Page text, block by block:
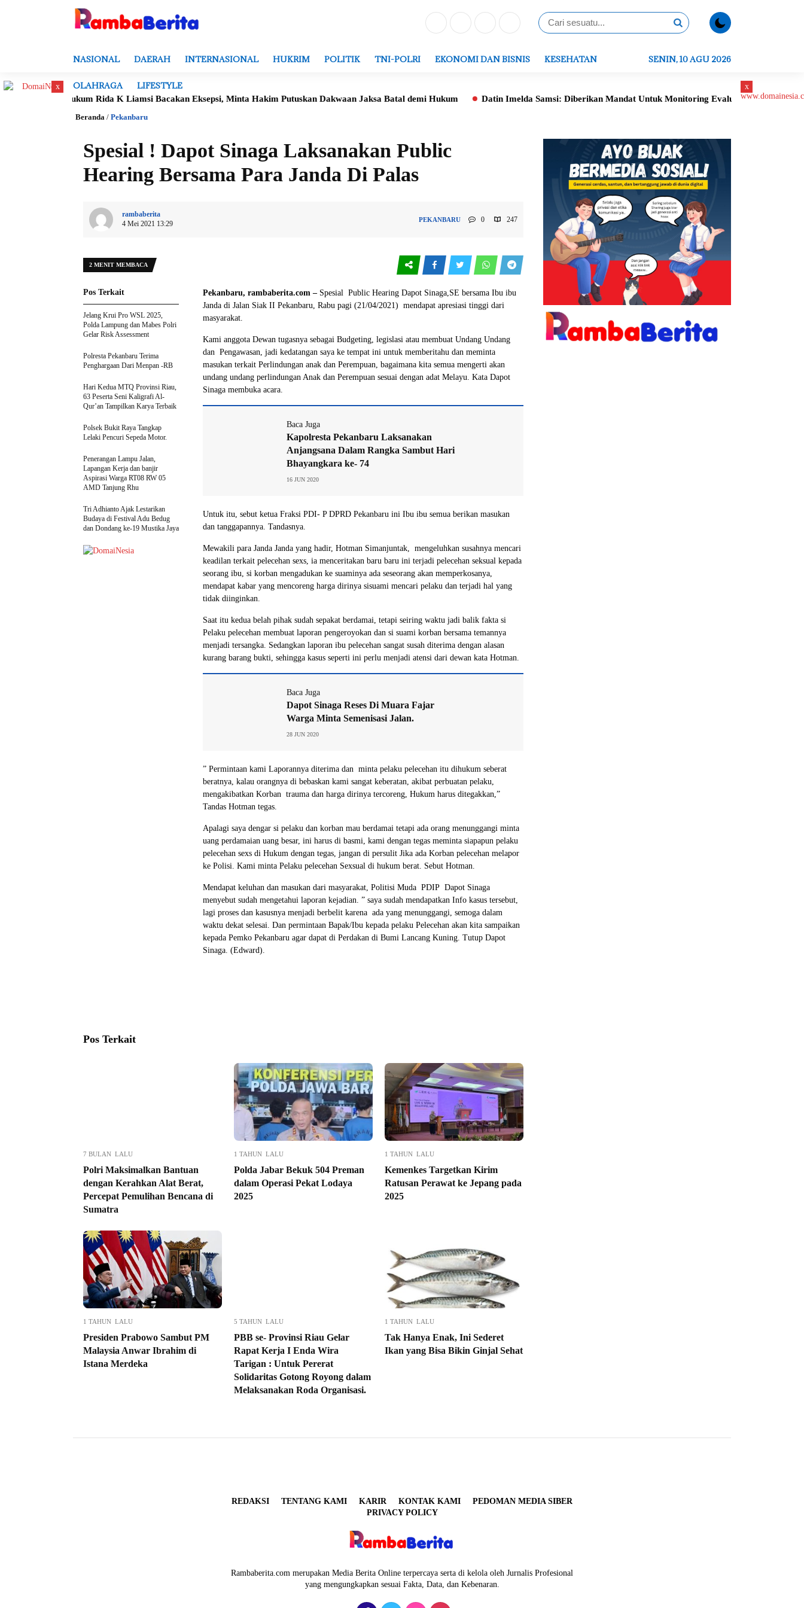
NASIONAL DAERAH INTERNASIONAL HUKRIM POLITIK TNI-POLRI EKONOMI DAN BISNIS KESEHATAN
OLAHRAGA LIFESTYLE
SENIN, 10 AGU 2026
Hukum Rida K Liamsi Bacakan Eksepsi, Minta Hakim Putuskan Dakwaan Jaksa Batal demi Hukum Datin Imelda Samsi: Diberikan Mandat Untuk Monitoring Evaluasi, Verifikasi Data Serta
Beranda / Pekanbaru
Spesial ! Dapot Sinaga Laksanakan Public
Hearing Bersama Para Janda Di Palas
rambaberita
4 Mei 2021 13:29
PEKANBARU 0 247
2 MENIT MEMBACA
Pekanbaru, rambaberita.com – Spesial Public Hearing Dapot Sinaga,SE bersama Ibu ibu
Janda di Jalan Siak II Pekanbaru, Rabu pagi (21/04/2021) mendapat apresiasi tinggi dari
masyarakat.
Kami anggota Dewan tugasnya sebagai Budgeting, legislasi atau membuat Undang Undang
dan Pengawasan, jadi kedatangan saya ke tempat ini untuk memberitahu dan meminta
masukan terkait Perlindungan anak dan Perempuan, bagaimana kita semua mengerti akan
undang undang perlindungan Anak dan Perempuan sesuai dengan adat Melayu. Kata Dapot
Sinaga membuka acara.
Baca Juga
Kapolresta Pekanbaru Laksanakan
Anjangsana Dalam Rangka Sambut Hari
Bhayangkara ke- 74
16 JUN 2020
Untuk itu, sebut ketua Fraksi PDI- P DPRD Pekanbaru ini Ibu ibu semua berikan masukan
dan tanggapannya. Tandasnya.
Mewakili para Janda Janda yang hadir, Hotman Simanjuntak, mengeluhkan susahnya mencari
keadilan terkait pelecehan sexs, ia menceritakan baru baru ini terjadi pelecehan seksual kepada
seorang ibu, si korban mengadukan ke suaminya ada seseorang akan memperkosanya,
mendapat kabar yang mencoreng harga dirinya sisuami mencari pelaku dan terjadi hal yang
tidak diinginkan.
Saat itu kedua belah pihak sudah sepakat berdamai, tetapi seiring waktu jadi balik fakta si
Pelaku pelecehan membuat laporan pengeroyokan dan si suami korban bersama temannya
menjadi tersangka. Sedangkan laporan ibu pelecehan sangat susah diterima dengan alasan
kurang barang bukti, sehingga kasus seperti ini perlu menjadi atensi dari dewan kata Hotman.
Baca Juga
Dapot Sinaga Reses Di Muara Fajar
Warga Minta Semenisasi Jalan.
28 JUN 2020
” Permintaan kami Laporannya diterima dan minta pelaku pelecehan itu dihukum seberat
beratnya, kalau orangnya di bebaskan kami sangat keberatan, akibat perbuatan pelaku,
mengakibatkan Korban trauma dan harga dirinya tercoreng, Hukum harus ditegakkan,”
Tandas Hotman tegas.
Apalagi saya dengar si pelaku dan korban mau berdamai tetapi ada orang menunggangi minta
uang perdamaian uang besar, ini harus di basmi, kami dengan tegas meminta siapapun pelaku
pelecehan sexs di Hukum dengan tegas, jangan di persulit Jika ada Korban pelecehan melapor
ke Polisi. Kami minta Pelaku pelecehan Sexsual di hukum berat. Sebut Hotman.
Mendapat keluhan dan masukan dari masyarakat, Politisi Muda PDIP Dapot Sinaga
menyebut sudah mengetahui laporan kejadian. ” saya sudah mendapatkan Info kasus tersebut,
lagi proses dan kasusnya menjadi berbelit karena ada yang menunggangi, semoga dalam
waktu dekat selesai. Dan permintaan Bapak/Ibu kepada pelaku Pelecehan akan kita sampaikan
kepada Pemko Pekanbaru agar dapat di Perdakan di Bumi Lancang Kuning. Tutup Dapot
Sinaga. (Edward).
Pos Terkait
Jelang Krui Pro WSL 2025,
Polda Lampung dan Mabes Polri
Gelar Risk Assessment
Polresta Pekanbaru Terima
Penghargaan Dari Menpan -RB
Hari Kedua MTQ Provinsi Riau,
63 Peserta Seni Kaligrafi Al-
Qur’an Tampilkan Karya Terbaik
Polsek Bukit Raya Tangkap
Lelaki Pencuri Sepeda Motor.
Penerangan Lampu Jalan,
Lapangan Kerja dan banjir
Aspirasi Warga RT08 RW 05
AMD Tanjung Rhu
Tri Adhianto Ajak Lestarikan
Budaya di Festival Adu Bedug
dan Dondang ke-19 Mustika Jaya
Pos Terkait
7 BULAN LALU
Polri Maksimalkan Bantuan
dengan Kerahkan Alat Berat,
Percepat Pemulihan Bencana di
Sumatra
1 TAHUN LALU
Polda Jabar Bekuk 504 Preman
dalam Operasi Pekat Lodaya
2025
1 TAHUN LALU
Kemenkes Targetkan Kirim
Ratusan Perawat ke Jepang pada
2025
1 TAHUN LALU
Presiden Prabowo Sambut PM
Malaysia Anwar Ibrahim di
Istana Merdeka
5 TAHUN LALU
PBB se- Provinsi Riau Gelar
Rapat Kerja I Enda Wira
Tarigan : Untuk Pererat
Solidaritas Gotong Royong dalam
Melaksanakan Roda Organisasi.
1 TAHUN LALU
Tak Hanya Enak, Ini Sederet
Ikan yang Bisa Bikin Ginjal Sehat
x x
REDAKSI TENTANG KAMI KARIR KONTAK KAMI
PEDOMAN MEDIA SIBER
PRIVACY POLICY
Rambaberita.com merupakan Media Berita Online terpercaya serta di kelola oleh Jurnalis Profesional
yang mengungkapkan sesuai Fakta, Data, dan Kebenaran.